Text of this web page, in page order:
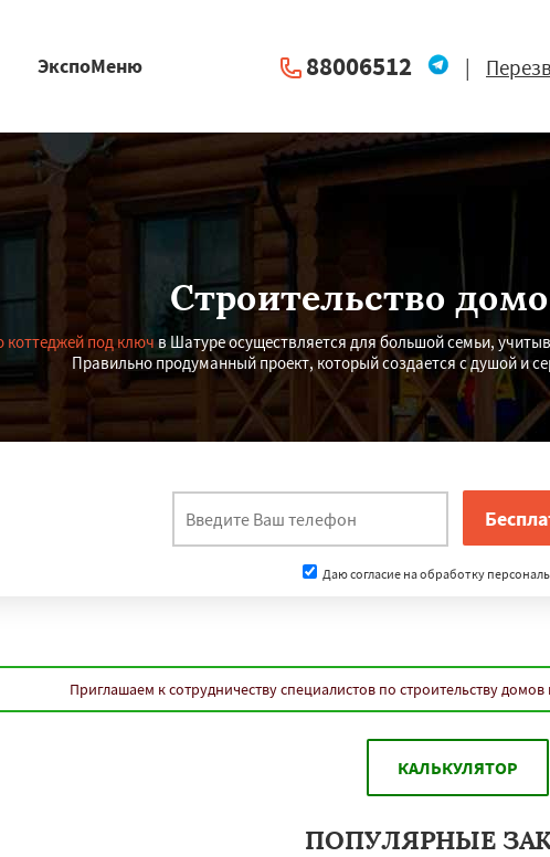
ЭкспоМеню 88006512 |
Строительство
коттеджей под ключв Шатуре осуществляется для большой семьи,
Правильно продуманный проект, который создается с душой и
Даю согласие на обработку
Приглашаем к сотрудничеству специалистов по строительству
КАЛЬКУЛЯТОР
ПОПУЛЯРНЫЕ